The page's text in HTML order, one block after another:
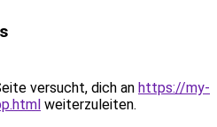
versucht, dich an https://my-
weiterzuleiten.